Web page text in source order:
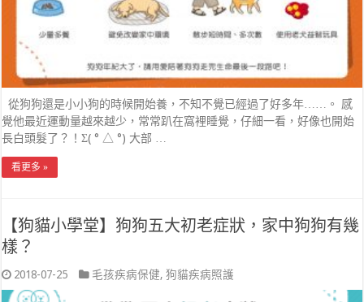
從狗狗還是小小狗的時候開始養，不知不覺已經過了好多年……。 感
覺他最近運動量越來越少，常常趴在窩裡睡覺，仔細一看，好像也開始
長白頭髮了？！Σ( ° △ °) 大部 …
看更多 »
【狗貓小學堂】狗狗五大初老症狀，家中狗狗有幾
樣？
2018-07-25 毛孩疾病保健,狗貓疾病照護